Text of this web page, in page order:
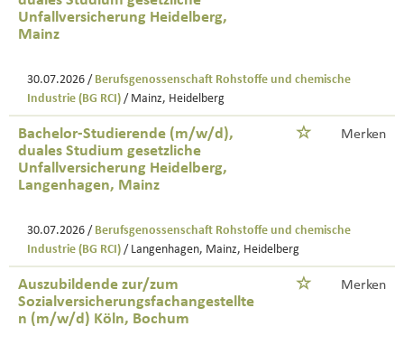
Unfallversicherung Heidelberg,
Mainz
30.07.2026 / Berufsgenossenschaft Rohstoffe und chemische
Industrie (BG RCI) / Mainz, Heidelberg
Bachelor-Studierende (m/w/d),
duales Studium gesetzliche
Unfallversicherung Heidelberg,
Langenhagen, Mainz
Merken
30.07.2026 / Berufsgenossenschaft Rohstoffe und chemische
Industrie (BG RCI) / Langenhagen, Mainz, Heidelberg
Auszubildende zur/zum
Sozialversicherungsfachangestellte
n (m/w/d) Köln, Bochum
Merken